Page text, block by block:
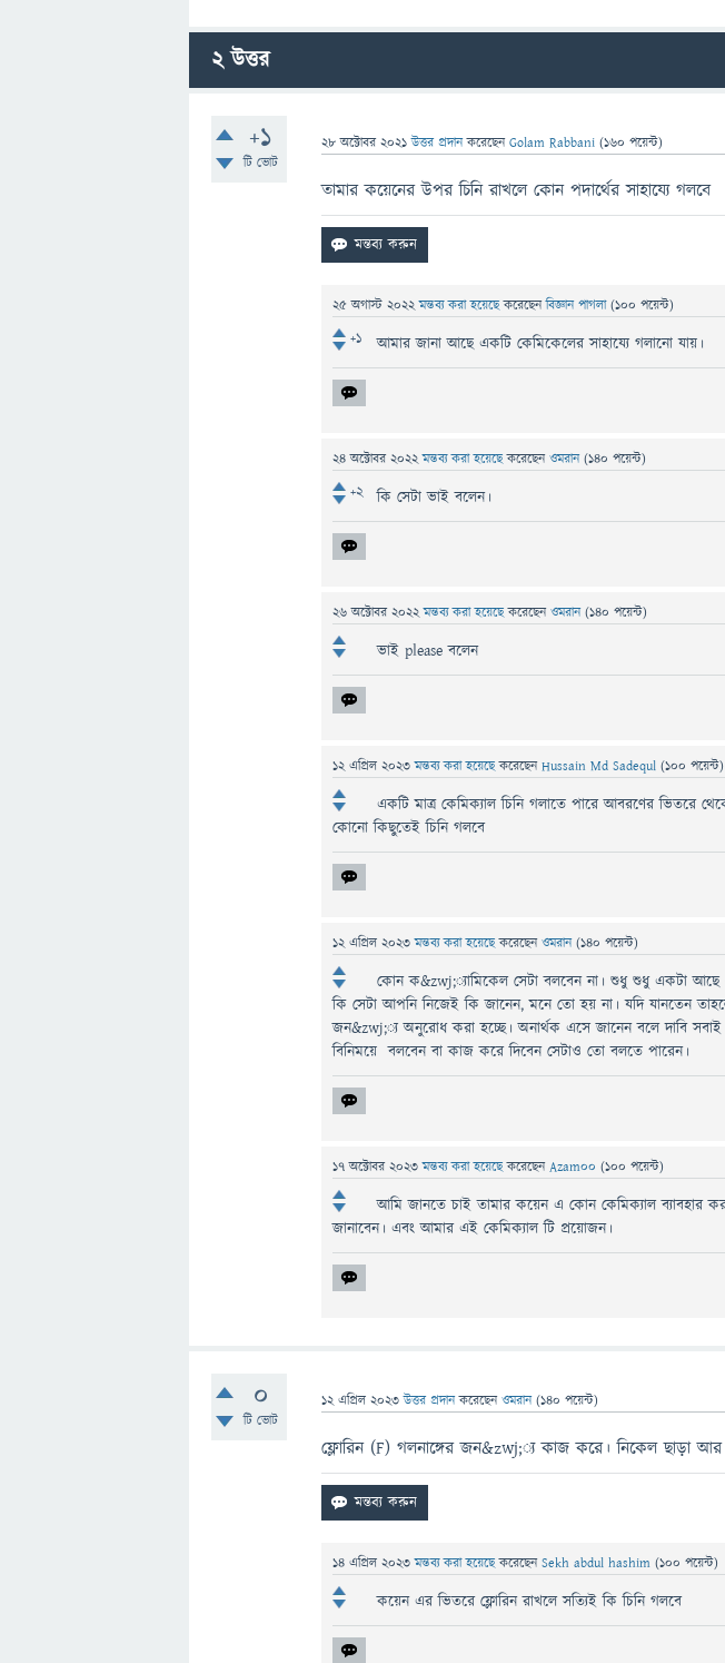
2উত্তর
+1
টি ভোট
28 অক্টোবর 2021 উত্তর প্রদান করেছেনGolam Rabbani (160 পয়েন্ট)
তামার কয়েনের উপর চিনি রাখলে কোন পদার্থের সাহায্যে গলবে
25 অগাস্ট 2022 মন্তব্য করা হয়েছেকরেছেনবিজ্ঞান পাগলা (100 পয়েন্ট)
+1 আমার জানা আছে একটি কেমিকেলের সাহায্যে গলানো যায়।
24 অক্টোবর 2022 মন্তব্য করা হয়েছেকরেছেনওমরান (140 পয়েন্ট)
+2 কি সেটা ভাই বলেন।
26 অক্টোবর 2022 মন্তব্য করা হয়েছেকরেছেনওমরান (140 পয়েন্ট)
ভাই please বলেন
12 এপ্রিল 2023 মন্তব্য করা হয়েছেকরেছেনHussain Md Sadequl (100 পয়েন্ট)
একটি মাত্র কেমিক্যাল চিনি গলাতে পারে আবরণের ভিতরে
কোনো কিছুতেই চিনি গলবে
12 এপ্রিল 2023 মন্তব্য করা হয়েছেকরেছেনওমরান (140 পয়েন্ট)
কোন ক&zwj;্যামিকেল সেটা বলবেন না। শুধু শুধু একটা
কি সেটা আপনি নিজেই কি জানেন, মনে তো হয় না। যদি যানতেন
জন&zwj;্য অনুরোধ করা হচ্ছে। অনার্থক এসে জানেন বলে দাবি
বিনিময়ে বলবেন বা কাজ করে দিবেন সেটাও তো বলতে পারেন।
17 অক্টোবর 2023 মন্তব্য করা হয়েছেকরেছেনAzam00 (100 পয়েন্ট)
আমি জানতে চাই তামার কয়েন এ কোন কেমিক্যাল ব্যাবহার
জানাবেন। এবং আমার এই কেমিক্যাল টি প্রয়োজন।
0
টি ভোট
12 এপ্রিল 2023 উত্তর প্রদান করেছেনওমরান (140 পয়েন্ট)
ফ্লোরিন (F) গলনাঙ্গের জন&zwj;্য কাজ করে। নিকেল ছাড়া
14 এপ্রিল 2023 মন্তব্য করা হয়েছেকরেছেনSekh abdul hashim (100 পয়েন্ট)
কয়েন এর ভিতরে ফ্লোরিন রাখলে সত্যিই কি চিনি গলবে